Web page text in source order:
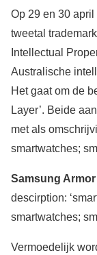
Op 29 en 30
tweetal
Intellectual
Australische
Het gaat om de
Layer’. Beide
met als
smartwatches;
Samsung
descirption:
smartwatches;
Vermoedelijk